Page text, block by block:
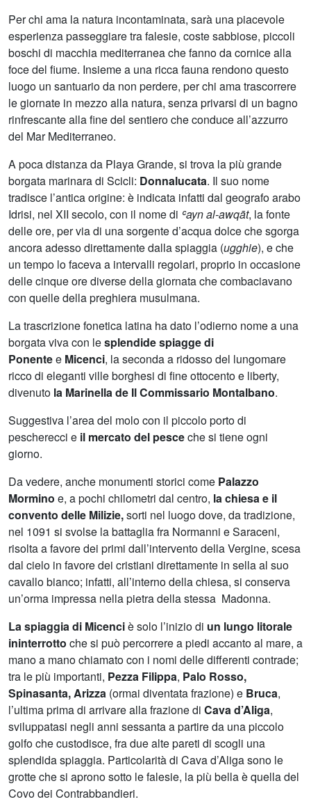
Per chi ama la natura incontaminata, sarà una piacevole
esperienza passeggiare tra falesie, coste sabbiose, piccoli
boschi di macchia mediterranea che fanno da cornice alla
foce del fiume. Insieme a una ricca fauna rendono questo
luogo un santuario da non perdere, per chi ama trascorrere
le giornate in mezzo alla natura, senza privarsi di un bagno
rinfrescante alla fine del sentiero che conduce all’azzurro
del Mar Mediterraneo.
A poca distanza da Playa Grande, si trova la più grande
borgata marinara di Scicli: Donnalucata. Il suo nome
tradisce l’antica origine: è indicata infatti dal geografo arabo
Idrisi, nel XII secolo, con il nome di ʿayn al-awqāt, la fonte
delle ore, per via di una sorgente d’acqua dolce che sgorga
ancora adesso direttamente dalla spiaggia (ugghie), e che
un tempo lo faceva a intervalli regolari, proprio in occasione
delle cinque ore diverse della giornata che combaciavano
con quelle della preghiera musulmana.
La trascrizione fonetica latina ha dato l’odierno nome a una
borgata viva con lesplendide spiagge di
Ponentee Micenci, la seconda a ridosso del lungomare
ricco di eleganti ville borghesi di fine ottocento e liberty,
divenuto la Marinella de Il Commissario Montalbano.
Suggestiva l’area del molo con il piccolo porto di
pescherecci e il mercato del pesceche si tiene ogni
giorno.
Da vedere, anche monumenti storici come Palazzo
Mormino e, a pochi chilometri dal centro, la chiesa e il
convento delle Milizie,sorti nel luogo dove, da tradizione,
nel 1091 si svolse la battaglia fra Normanni e Saraceni,
risolta a favore dei primi dall’intervento della Vergine, scesa
dal cielo in favore dei cristiani direttamente in sella al suo
cavallo bianco; infatti, all’interno della chiesa, si conserva
un’orma impressa nella pietra della stessa Madonna.
La spiaggia di Micenciè solo l’inizio di un lungo litorale
ininterrotto che si può percorrere a piedi accanto al mare, a
mano a mano chiamato con i nomi delle differenti contrade;
tra le più importanti, Pezza Filippa, Palo Rosso,
Spinasanta, Arizza (ormai diventata frazione) e Bruca,
l’ultima prima di arrivare alla frazione di Cava d’Aliga,
sviluppatasi negli anni sessanta a partire da una piccolo
golfo che custodisce, fra due alte pareti di scogli una
splendida spiaggia. Particolarità di Cava d’Aliga sono le
grotte che si aprono sotto le falesie, la più bella è quella del
Covo dei Contrabbandieri.